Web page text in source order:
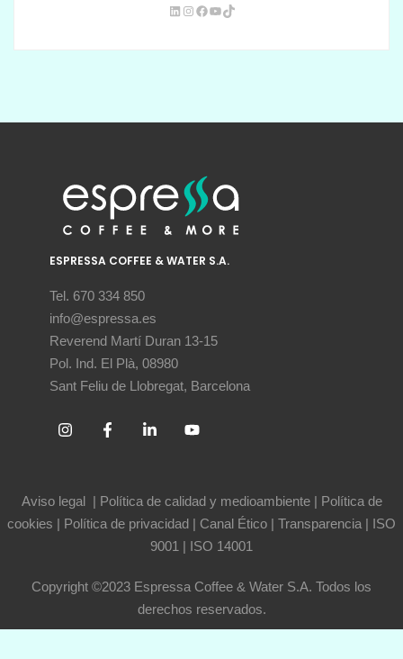
ESPRESSA COFFEE & WATER S.A.
Tel. 670 334 850
info@espressa.es
Reverend Martí Duran 13-15
Pol. Ind. El Plà, 08980
Sant Feliu de Llobregat, Barcelona
Aviso legal | Política de calidad y medioambiente| Política de
cookies | Política de privacidad | Canal Ético | Transparencia | ISO
9001 | ISO 14001
Copyright ©2023 Espressa Coffee & Water S.A. Todos los
derechos reservados.